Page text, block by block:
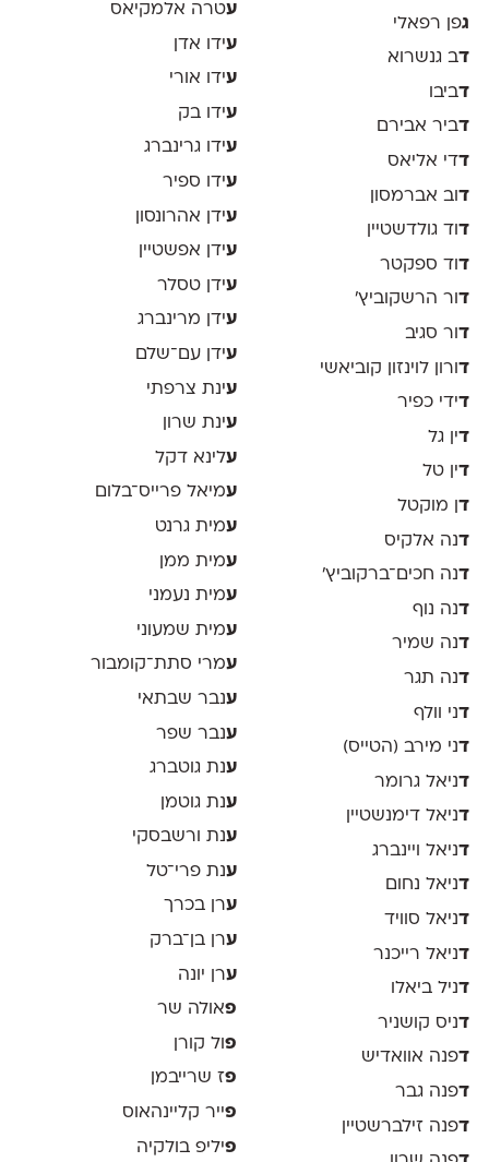
גפן רפאלי
דב גנשרוא
דביבו
דביר אבירם
דדי אליאס
דוב אברמסון
דוד גולדשטיין
דוד ספקטר
דור הרשקוביץ׳
דור סגיב
דורון לוינזון קוביאשי
דידי כפיר
דין גל
דין טל
דן מוקטל
דנה אלקיס
דנה חכים־ברקוביץ׳
דנה נוף
דנה שמיר
דנה תגר
דני וולף
דני מירב (הטייס)
דניאל גרומר
דניאל דימנשטיין
דניאל ויינברג
דניאל נחום
דניאל סוויד
דניאל רייכנר
דניל ביאלו
דניס קושניר
דפנה אוואדיש
דפנה גבר
דפנה זילברשטיין
עטרה אלמקיאס
עידו אדן
עידו אורי
עידו בק
עידו גרינברג
עידו ספיר
עידן אהרונסון
עידן אפשטיין
עידן טסלר
עידן מרינברג
עידן עם־שלם
עינת צרפתי
עינת שרון
עלינא דקל
עמיאל פרייס־בלום
עמית גרנט
עמית ממן
עמית נעמני
עמית שמעוני
עמרי סתת־קומבור
ענבר שבתאי
ענבר שפר
ענת גוטברג
ענת גוטמן
ענת ורשבסקי
ענת פרי־טל
ערן בכרך
ערן בן־ברק
ערן יונה
פאולה שר
פ ול קורן
פז שרייבמן
פייר קליינהאוס
פיליפ בולקיה